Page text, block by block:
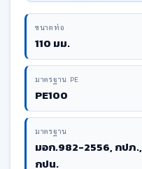
ขนาดท่อ
110 มม.
มาตรฐาน PE
PE100
มาตรฐาน
มอก.982-2556, กปภ.,
กปน.